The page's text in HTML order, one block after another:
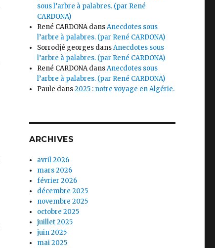
sous l’arbre à palabres. (par René
CARDONA)
René CARDONAdansAnecdotes sous
l’arbre à palabres. (par René CARDONA)
Sorrodjé georges dansAnecdotes sous
l’arbre à palabres. (par René CARDONA)
René CARDONAdansAnecdotes sous
l’arbre à palabres. (par René CARDONA)
Paule dans2025 : notre voyage en Algérie.
ARCHIVES
avril 2026
mars 2026
février 2026
décembre 2025
novembre 2025
octobre 2025
juillet 2025
juin 2025
mai 2025